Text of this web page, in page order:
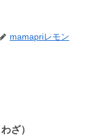
mamapriレモン
ざ）